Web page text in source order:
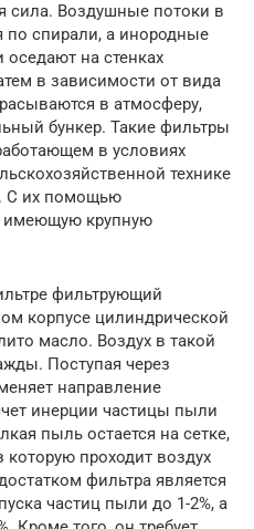
сила. Воздушные потоки в
по спирали, а инородные
оседают на стенках
в зависимости от вида
в атмосферу,
бункер. Такие фильтры
в условиях
технике
С их помощью
имеющую крупную
фильтрующий
корпусе цилиндрической
масло. Воздух в такой
Поступая через
направление
инерции частицы пыли
пыль остается на сетке,
проходит воздух
фильтра является
частиц пыли до 1-2%, а